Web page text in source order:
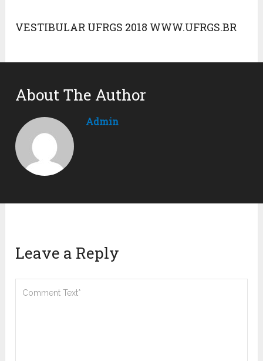
VESTIBULAR UFRGS 2018 WWW.UFRGS.BR
About The Author
Admin
Leave a Reply